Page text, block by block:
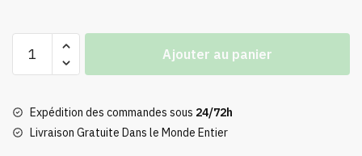
Peluche
Totoro
Ajouter au panier
Expédition des commandes sous 24/72h
Livraison Gratuite Dans le Monde Entier